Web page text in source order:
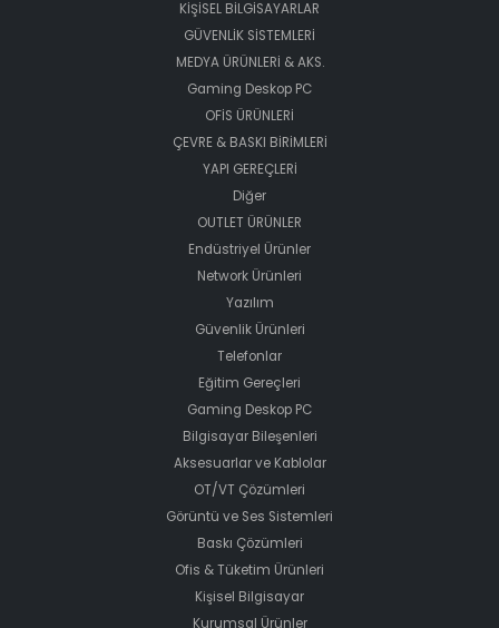
KİŞİSEL BİLGİSAYARLAR
GÜVENLİK SİSTEMLERİ
MEDYA ÜRÜNLERİ & AKS.
Gaming Deskop PC
OFİS ÜRÜNLERİ
ÇEVRE & BASKI BİRİMLERİ
YAPI GEREÇLERİ
Diğer
OUTLET ÜRÜNLER
Endüstriyel Ürünler
Network Ürünleri
Yazılım
Güvenlik Ürünleri
Telefonlar
Eğitim Gereçleri
Gaming Deskop PC
Bilgisayar Bileşenleri
Aksesuarlar ve Kablolar
OT/VT Çözümleri
Görüntü ve Ses Sistemleri
Baskı Çözümleri
Ofis & Tüketim Ürünleri
Kişisel Bilgisayar
Kurumsal Ürünler